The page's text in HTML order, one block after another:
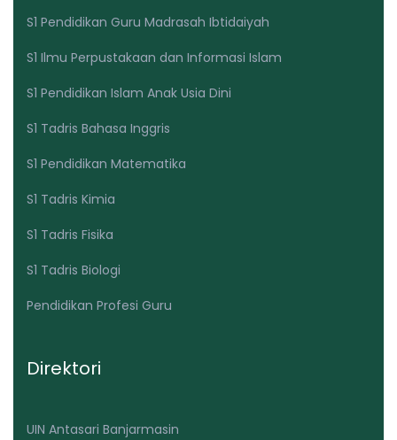
S1 Pendidikan Guru Madrasah Ibtidaiyah
S1 Ilmu Perpustakaan dan Informasi Islam
S1 Pendidikan Islam Anak Usia Dini
S1 Tadris Bahasa Inggris
S1 Pendidikan Matematika
S1 Tadris Kimia
S1 Tadris Fisika
S1 Tadris Biologi
Pendidikan Profesi Guru
Direktori
UIN Antasari Banjarmasin